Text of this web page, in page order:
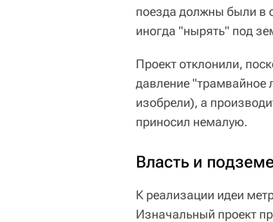
поезда должны были в
иногда "нырять" под
Проект отклонили,
давление "трамвайное
изобрели), а
приносил немалую.
Власть и
К реализации идеи
Изначальный проект